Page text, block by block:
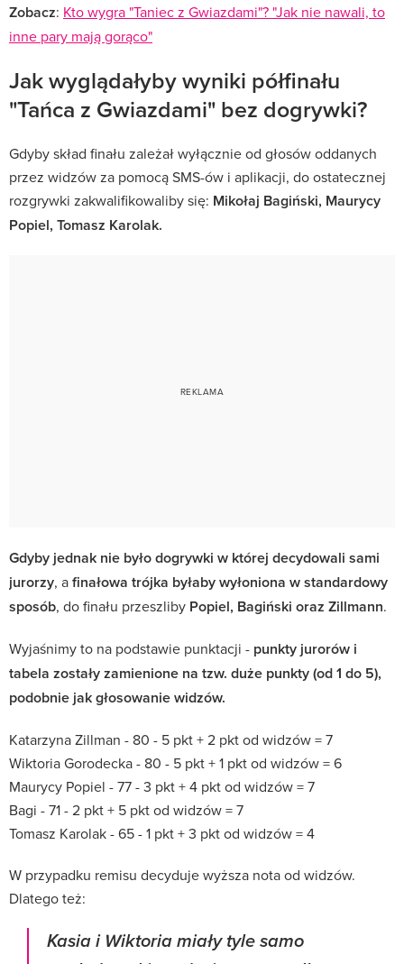
Zobacz: Kto wygra "Taniec z Gwiazdami"? "Jak nie nawali, to
inne pary mają gorąco"
Jak wyglądałyby wyniki półfinału
"Tańca z Gwiazdami" bez dogrywki?
Gdyby skład finału zależał wyłącznie od głosów oddanych
przez widzów za pomocą SMS-ów i aplikacji, do ostatecznej
rozgrywki zakwalifikowaliby się: Mikołaj Bagiński, Maurycy
Popiel, Tomasz Karolak.
Gdyby jednak nie było dogrywki w której decydowali sami
jurorzy, afinałowa trójka byłaby wyłoniona w standardowy
sposób, do finału przeszliby Popiel, Bagiński oraz Zillmann.
Wyjaśnimy to na podstawie punktacji - punkty jurorów i
tabela zostały zamienione na tzw. duże punkty (od 1 do 5),
podobnie jak głosowanie widzów.
Katarzyna Zillman - 80 - 5 pkt + 2 pkt od widzów = 7
Wiktoria Gorodecka - 80 - 5 pkt + 1 pkt od widzów = 6
Maurycy Popiel - 77 - 3 pkt + 4 pkt od widzów = 7
Bagi - 71 - 2 pkt + 5 pkt od widzów = 7
Tomasz Karolak - 65 - 1 pkt + 3 pkt od widzów = 4
W przypadku remisu decyduje wyższa nota od widzów.
Dlatego też:
Kasia i Wiktoria miały tyle samo